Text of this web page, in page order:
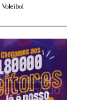
Voleibol